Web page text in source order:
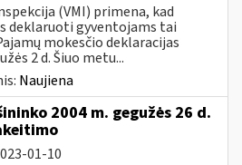
(VMI) primena, kad
deklaruoti gyventojams tai
mokesčio deklaracijas
2 d. Šiuo metu...
Naujiena
2004 m. gegužės 26 d.
01-10